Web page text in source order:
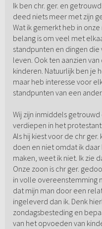
Ik ben chr. ger. en
deed niets meer met zijn
Wat ik gemerkt heb in
belang is om veel met
standpunten en dingen
leven. Ook ten aanzien
kinderen. Natuurlijk ben je
maar heb interesse voor
standpunten van een ander.
Wij zijn inmiddels
verdiepen in het
Als hij kiest voor de chr
doen en niet omdat ik
maken, weet ik niet. Ik zie
Onze zoon is chr ger.
in volle overeenstemming
dat mijn man door een
ingeleverd dan ik. Denk
zondagsbesteding en
van het opvoeden van